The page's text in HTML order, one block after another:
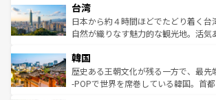
ならではの贅沢な旅のスタイルだ。 なお、新着のアメリカ
情報はコンテンツ一覧を参照してほし
れるおもてなしの心で訪れる人々を迎
人々、おいしいローカルフードやハワ
ク、伝統的なフラダンスなど、すべて
ワイを、存分に味わってほしい。 なお、新着のハワイ情報
はコンテンツ一覧を参照してほしい。
リアリーフや大陸中央部にそびえるウ
ク）、タスマニアの美しい原生林やケ
ど、見どころがたくさん。また、カフ
いる。アクティビティも充実しており
ビング、ハイキングなど、アウトドア
い。オーストラリアの多彩な魅力を存
台湾
日本から約４時間ほどでたどり着く台
自然が織りなす魅力的な観光地。活気
ン）、静ひつな山岳地帯である台湾東
と山間の静けさが共存しており、訪れ
驚きをもたらしてくれる。また、奥深
韓国
歴史ある王朝文化が残る一方で、最先
-POPで世界を席巻している韓国。首